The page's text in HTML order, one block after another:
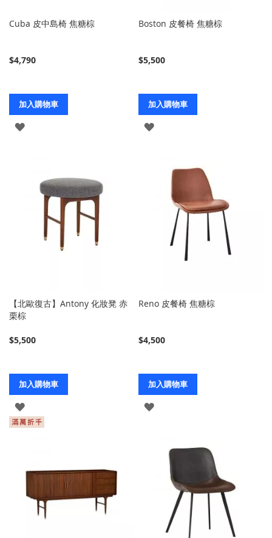
Cuba 皮中島椅 焦糖棕
$4,790
加入購物車
登
Boston 皮餐椅 焦糖棕
$5,500
加入購物車
登
【北歐復古】Antony 化妝凳 赤
栗棕
$5,500
加入購物車
登
入
Reno 皮餐椅 焦糖棕
$4,500
加入購物車
登